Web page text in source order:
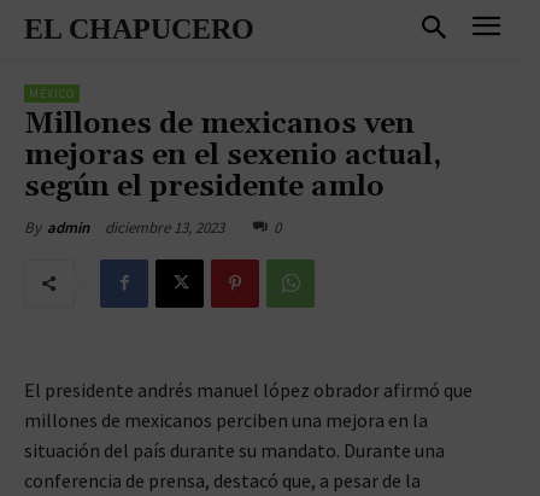
EL CHAPUCERO
MÉXICO
Millones de mexicanos ven
mejoras en el sexenio actual,
según el presidente amlo
By admin diciembre 13, 2023 0
El presidente andrés manuel lópez obrador afirmó que
millones de mexicanos perciben una mejora en la
situación del país durante su mandato. Durante una
conferencia de prensa, destacó que, a pesar de la